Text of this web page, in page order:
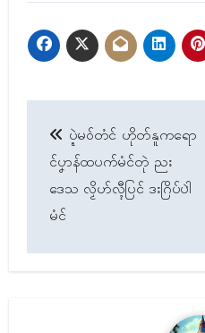
Post
navigation
ပ္ဍဲမဝ်တံၚ် ဟိုတ်နူကရော
ၚ်ပၞာန်ထပက်မံၚ်တုဲ ညး
ဒေသ လၟိဟ်လ္ၚီပြၚ် ဒးဂြိပ်ပါဲ
မံၚ်